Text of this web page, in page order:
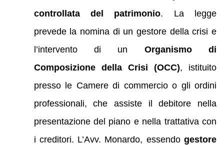
controllata del patrimonio. La legge
prevede la nomina di un gestore della crisi e
l’intervento di un Organismo di
Composizione della Crisi (OCC), istituito
presso le Camere di commercio o gli ordini
professionali, che assiste il debitore nella
presentazione del piano e nella trattativa con
i creditori. L’Avv. Monardo, essendo gestore